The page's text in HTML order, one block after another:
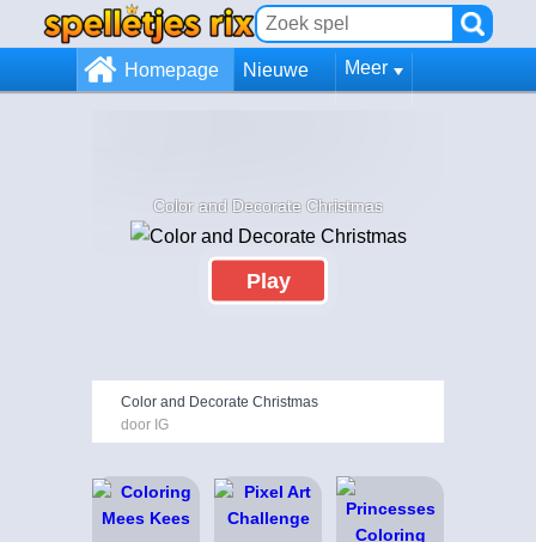
Homepage Nieuwe Meer
Color and Decorate Christmas
Play
Color and Decorate Christmas
door IG